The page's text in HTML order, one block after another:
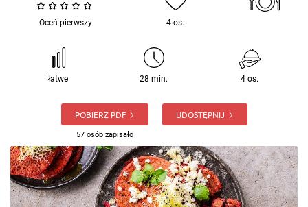
Oceń pierwszy 4 os.
łatwe 28 min. 4 os.
POBIERZ PDF
57 osób zapisało
UDOSTĘPNIJ